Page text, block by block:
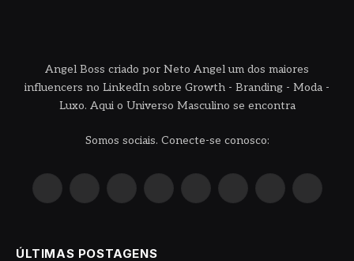
Angel Boss criado por Neto Angel um dos maiores
influencers no LinkedIn sobre Growth - Branding - Moda -
Luxo. Aqui o Universo Masculino se encontra
Somos sociais. Conecte-se conosco:
InstagramPinterestYouTube LinkedIn WhatsAppReddit TikTok
ÚLTIMAS POSTAGENS